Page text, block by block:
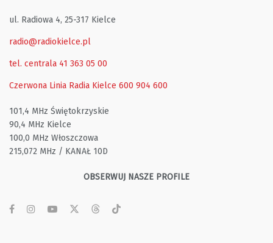
ul. Radiowa 4, 25-317 Kielce
radio@radiokielce.pl
tel. centrala 41 363 05 00
Czerwona Linia Radia Kielce 600 904 600
101,4 MHz Świętokrzyskie
90,4 MHz Kielce
100,0 MHz Włoszczowa
215,072 MHz / KANAŁ 10D
OBSERWUJ NASZE PROFILE